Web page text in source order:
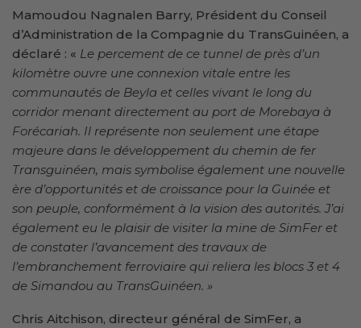
Mamoudou Nagnalen Barry, Président du Conseil
d’Administration de la Compagnie du TransGuinéen, a
déclaré : « Le percement de ce tunnel de près d’un
kilomètre ouvre une connexion vitale entre les
communautés de Beyla et celles vivant le long du
corridor menant directement au port de Morebaya à
Forécariah. Il représente non seulement une étape
majeure dans le développement du chemin de fer
Transguinéen, mais symbolise également une nouvelle
ère d’opportunités et de croissance pour la Guinée et
son peuple, conformément à la vision des autorités. J’ai
également eu le plaisir de visiter la mine de SimFer et
de constater l’avancement des travaux de
l’embranchement ferroviaire qui reliera les blocs 3 et 4
de Simandou au TransGuinéen. »
Chris Aitchison, directeur général de SimFer, a